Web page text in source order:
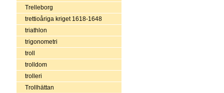
Trelleborg
trettioåriga kriget 1618-1648
triathlon
trigonometri
troll
trolldom
trolleri
Trollhättan